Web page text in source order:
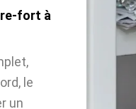
fort à
le
un